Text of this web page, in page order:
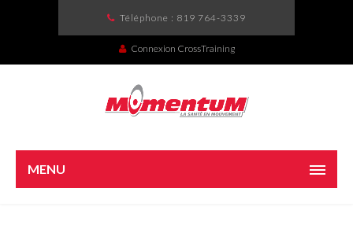
Téléphone : 819 764-3339
Connexion CrossTraining
MENU